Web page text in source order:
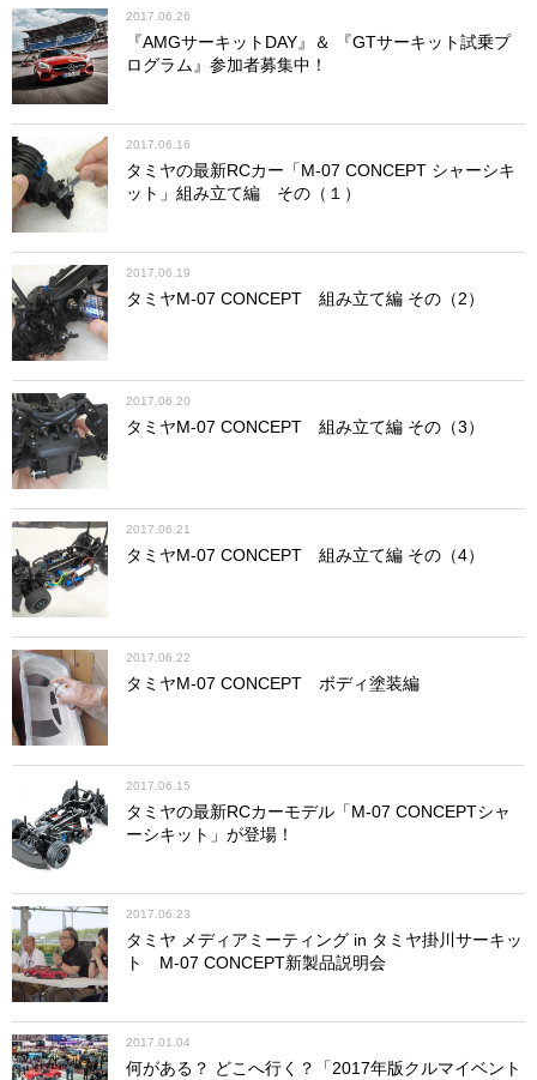
2017.06.26
『AMGサーキットDAY』＆ 『GTサーキット試乗プ
ログラム』参加者募集中！
2017.06.16
タミヤの最新RCカー「M-07 CONCEPT シャーシキ
ット」組み立て編 その（１）
2017.06.19
タミヤM-07 CONCEPT 組み立て編 その（2）
2017.06.20
タミヤM-07 CONCEPT 組み立て編 その（3）
2017.06.21
タミヤM-07 CONCEPT 組み立て編 その（4）
2017.06.22
タミヤM-07 CONCEPT ボディ塗装編
2017.06.15
タミヤの最新RCカーモデル「M-07 CONCEPTシャ
ーシキット」が登場！
2017.06.23
タミヤ メディアミーティング in タミヤ掛川サーキッ
ト M-07 CONCEPT新製品説明会
2017.01.04
何がある？ どこへ行く？「2017年版クルマイベント